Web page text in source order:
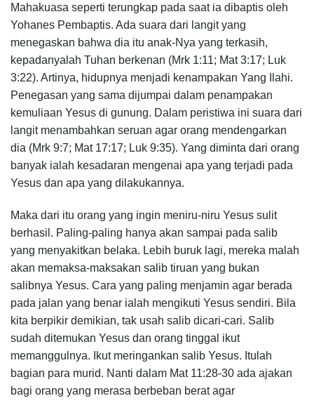
Mahakuasa seperti terungkap pada saat ia dibaptis oleh
Yohanes Pembaptis. Ada suara dari langit yang
menegaskan bahwa dia itu anak-Nya yang terkasih,
kepadanyalah Tuhan berkenan (Mrk 1:11; Mat 3:17; Luk
3:22). Artinya, hidupnya menjadi kenampakan Yang Ilahi.
Penegasan yang sama dijumpai dalam penampakan
kemuliaan Yesus di gunung. Dalam peristiwa ini suara dari
langit menambahkan seruan agar orang mendengarkan
dia (Mrk 9:7; Mat 17:17; Luk 9:35). Yang diminta dari orang
banyak ialah kesadaran mengenai apa yang terjadi pada
Yesus dan apa yang dilakukannya.
Maka dari itu orang yang ingin meniru-niru Yesus sulit
berhasil. Paling-paling hanya akan sampai pada salib
yang menyakitkan belaka. Lebih buruk lagi, mereka malah
akan memaksa-maksakan salib tiruan yang bukan
salibnya Yesus. Cara yang paling menjamin agar berada
pada jalan yang benar ialah mengikuti Yesus sendiri. Bila
kita berpikir demikian, tak usah salib dicari-cari. Salib
sudah ditemukan Yesus dan orang tinggal ikut
memanggulnya. Ikut meringankan salib Yesus. Itulah
bagian para murid. Nanti dalam Mat 11:28-30 ada ajakan
bagi orang yang merasa berbeban berat agar